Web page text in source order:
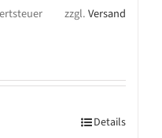
zzgl.Versand
Details